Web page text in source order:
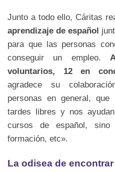
Junto a todo ello, Cáritas
aprendizaje de español
para que las personas
conseguir un empleo.
voluntarios, 12 en
agradece su
personas en general,
tardes libres y nos
cursos de español,
formación, etc».
La odisea de